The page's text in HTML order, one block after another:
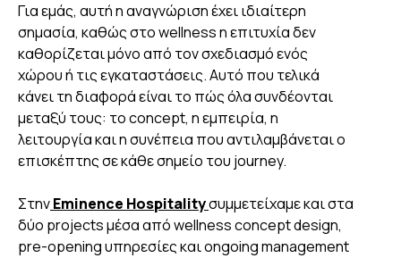
Για εμάς, αυτή η αναγνώριση έχει ιδιαίτερη
σημασία, καθώς στο wellness η επιτυχία δεν
καθορίζεται μόνο από τον σχεδιασμό ενός
χώρου ή τις εγκαταστάσεις. Αυτό που τελικά
κάνει τη διαφορά είναι το πώς όλα συνδέονται
μεταξύ τους: το concept, η εμπειρία, η
λειτουργία και η συνέπεια που αντιλαμβάνεται ο
επισκέπτης σε κάθε σημείο του journey.
ΣτηνEminence Hospitalityσυμμετείχαμε και στα
δύο projects μέσα από wellness concept design,
pre-opening υπηρεσίες και ongoing management